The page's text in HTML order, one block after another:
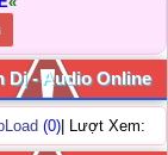
Dị - Audio Online
(0) | Lượt Xem: